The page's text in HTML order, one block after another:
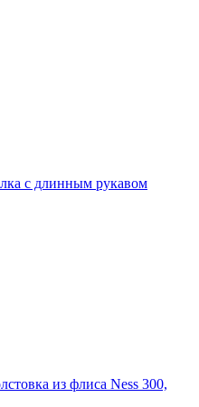
с длинным рукавом
из флиса Ness 300,